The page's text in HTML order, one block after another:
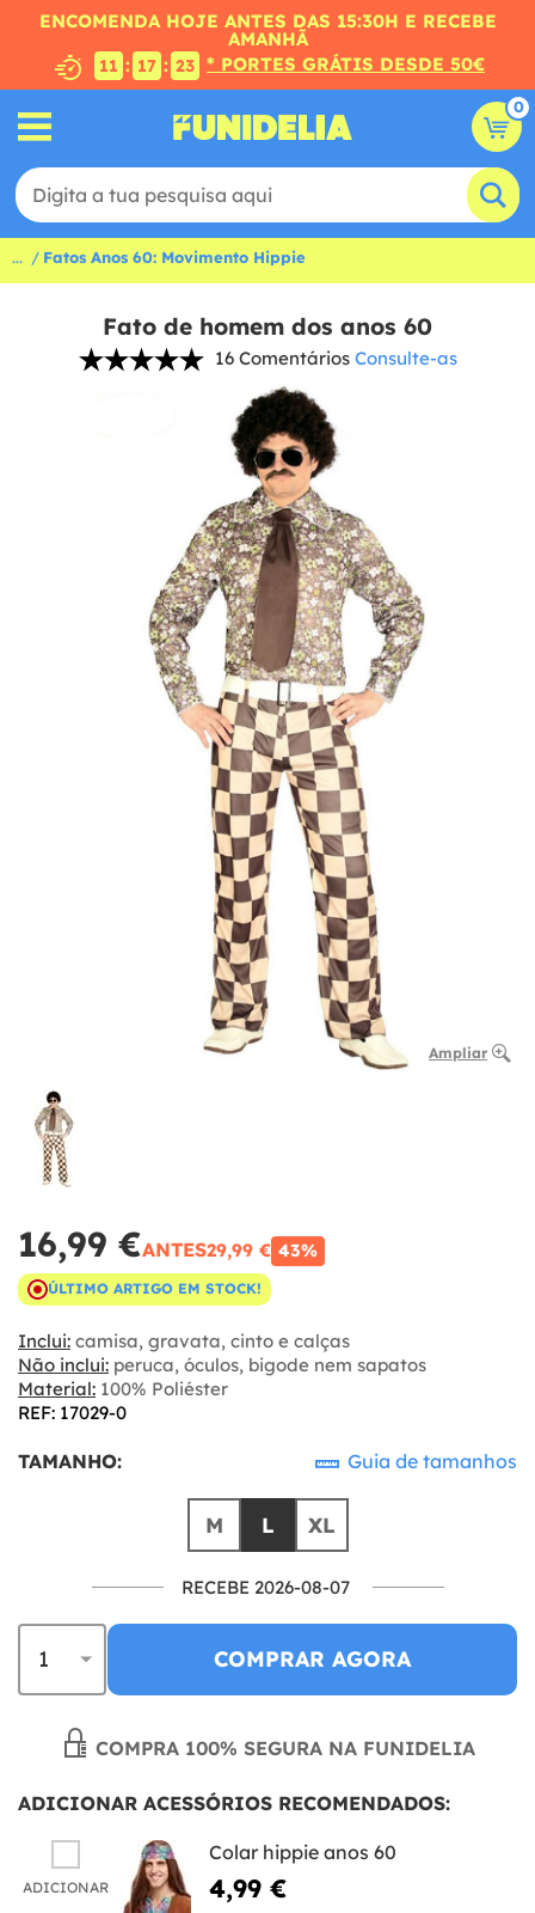
ENCOMENDA HOJE ANTES DAS 15:30H E RECEBE
AMANHÃ
11 : 17 : 22 * PORTES GRÁTIS DESDE 50€
0
... Fatos Anos 60: Movimento Hippie
Fato de homem dos anos 60
16 Comentários Consulte-as
Ampliar
16,99 €ANTES29,99 € 43%
ÚLTIMO ARTIGO EM STOCK!
Inclui: camisa, gravata, cinto e calças
Não inclui: peruca, óculos, bigode nem sapatos
Material: 100% Poliéster
REF: 17029-0
TAMANHO: Guia de tamanhos
M L XL
RECEBE 2026-08-07
COMPRAR AGORA
COMPRA 100% SEGURA NA FUNIDELIA
ADICIONAR ACESSÓRIOS RECOMENDADOS:
ADICIONAR
Colar hippie anos 60
4,99 €